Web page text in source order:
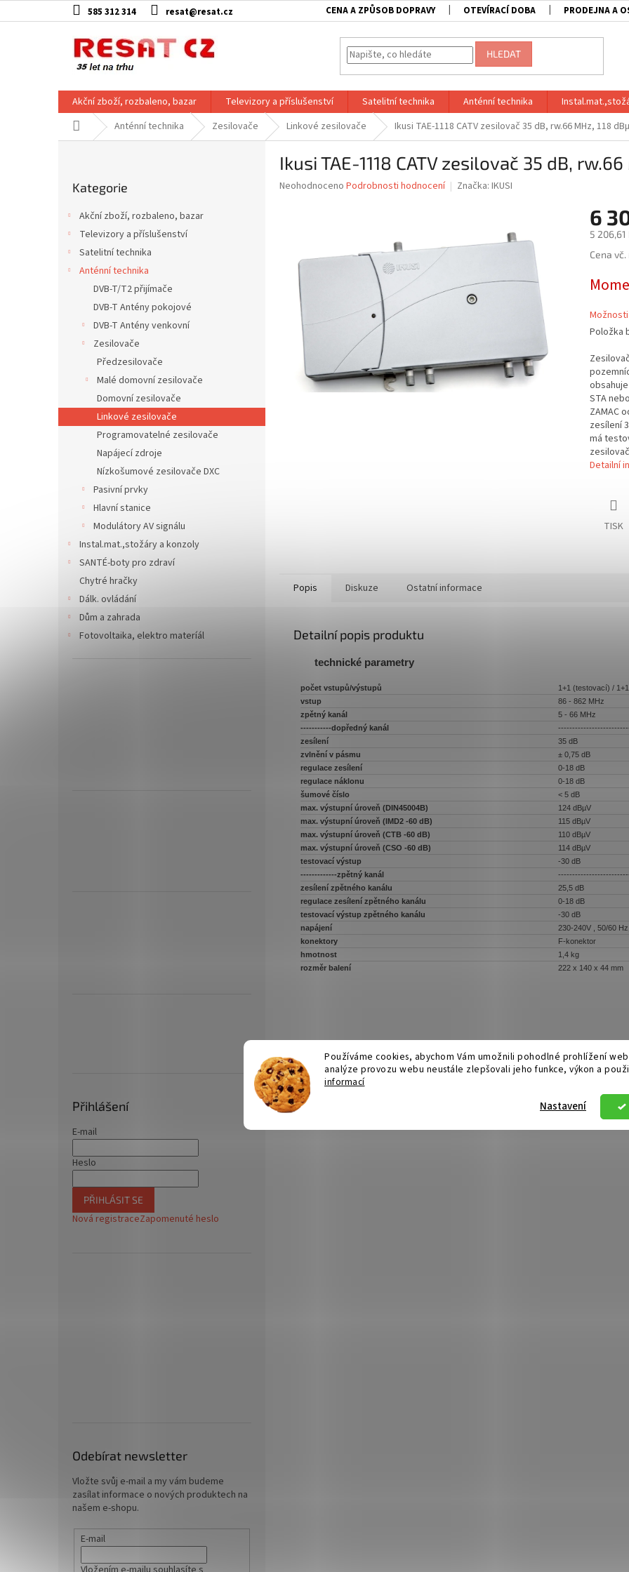
Používáme cookies, abychom Vám umožnili pohodlné prohlížení
analýze provozu webu neustále zlepšovali jeho funkce, výkon a
informací
Nastavení
na
585 312 314 resat@resat.cz CENA A ZPŮSOB DOPRAVY OTEVÍRACÍ DOBA PRODEJNA A
HLEDAT
Akční zboží, rozbaleno, bazar Televizory a příslušenství Satelitní technika Anténní technika
Domů Anténní technika Zesilovače Linkové zesilovače Ikusi TAE-1118 CATV zesilovač 35 dB, rw.66 MHz, 118
kategorie
Kategorie
Akční zboží, rozbaleno, bazar
Televizory a příslušenství
Satelitní technika
Anténní technika
DVB-T/T2 přijímače
DVB-T Antény pokojové
DVB-T Antény venkovní
Zesilovače
Předzesilovače
Malé domovní zesilovače
Domovní zesilovače
Linkové zesilovače
Programovatelné zesilovače
Napájecí zdroje
Nízkošumové zesilovače DXC
Pasivní prvky
Hlavní stanice
Modulátory AV signálu
Instal.mat.,stožáry a konzoly
SANTÉ-boty pro zdraví
Chytré hračky
Dálk. ovládání
Dům a zahrada
Fotovoltaika, elektro materíál
Přihlášení
E-mail
Heslo
PŘIHLÁSIT SE
Nová registraceZapomenuté heslo
Odebírat newsletter
Vložte svůj e-mail a my vám budeme
zasílat informace o nových produktech na
našem e-shopu.
E-mail
Ikusi TAE-1118 CATV zesilovač 35 dB,
Průměrné
hvězdiček.
Neohodnoceno Podrobnosti hodnocení Značka: IKUSI
6
5 206,61
Měrná
Cena
Položka
STA
ZAMAC
zesílení
má
Detailní
TISK
Popis Diskuze Ostatní informace
Detailní popis produktu
technické parametry
počet vstupů/výstupů
1+1 (testovací) /
vstup
86 - 862 MHz
zpětný kanál
5 - 66 MHz
-----------dopředný kanál
zesílení
35 dB
zvlnění v pásmu
± 0,75 dB
regulace zesílení
0-18 dB
regulace náklonu
0-18 dB
šumové číslo
< 5 dB
max. výstupní úroveň (DIN45004B)
124 dBµV
max. výstupní úroveň (IMD2 -60 dB)
115 dBµV
max. výstupní úroveň (CTB -60 dB)
110 dBµV
max. výstupní úroveň (CSO -60 dB)
114 dBµV
testovací výstup
-30 dB
-------------zpětný kanál
zesílení zpětného kanálu
25,5 dB
regulace zesílení zpětného kanálu
0-18 dB
testovací výstup zpětného kanálu
-30 dB
napájení
230-240V , 50/60
konektory
F-konektor
hmotnost
1,4 kg
rozměr balení
222 x 140 x 44 mm